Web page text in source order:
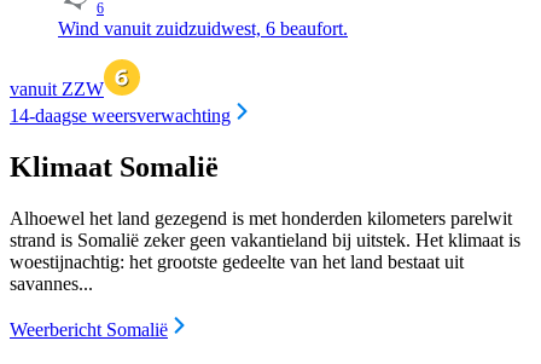
6
Wind vanuit zuidzuidwest, 6 beaufort.
vanuit ZZW
14-daagse weersverwachting
Klimaat Somalië
Alhoewel het land gezegend is met honderden kilometers parelwit
strand is Somalië zeker geen vakantieland bij uitstek. Het klimaat is
woestijnachtig: het grootste gedeelte van het land bestaat uit
savannes...
Weerbericht Somalië